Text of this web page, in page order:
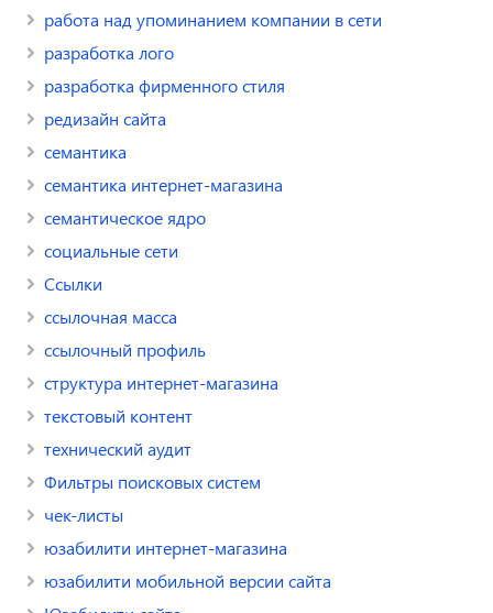
работа над упоминанием компании в сети
разработка лого
разработка фирменного стиля
редизайн сайта
семантика
семантика интернет-магазина
семантическое ядро
социальные сети
Ссылки
ссылочная масса
ссылочный профиль
структура интернет-магазина
текстовый контент
технический аудит
Фильтры поисковых систем
чек-листы
юзабилити интернет-магазина
юзабилити мобильной версии сайта